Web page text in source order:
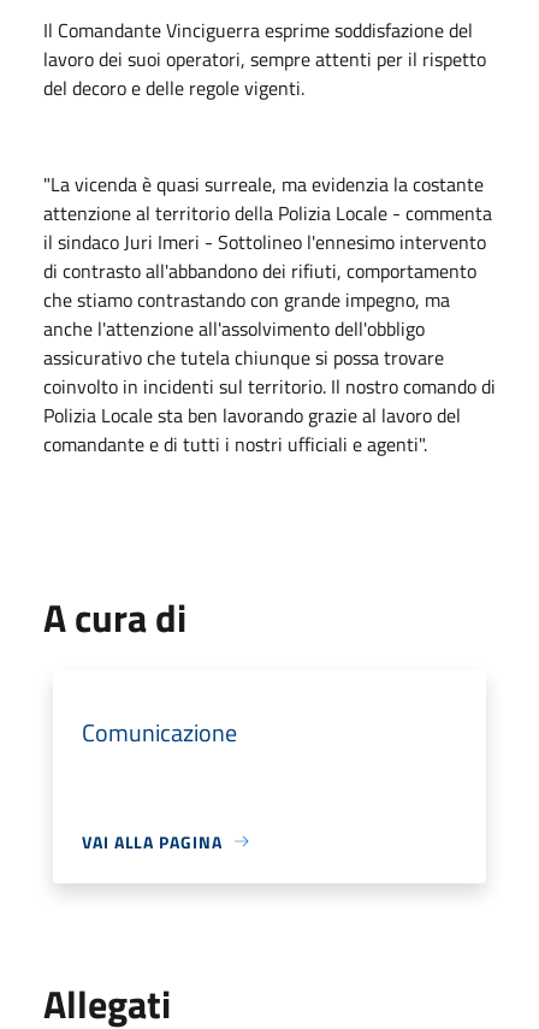
Il Comandante Vinciguerra esprime soddisfazione del
lavoro dei suoi operatori, sempre attenti per il rispetto
del decoro e delle regole vigenti.
"La vicenda è quasi surreale, ma evidenzia la costante
attenzione al territorio della Polizia Locale - commenta
il sindaco Juri Imeri - Sottolineo l'ennesimo intervento
di contrasto all'abbandono dei rifiuti, comportamento
che stiamo contrastando con grande impegno, ma
anche l'attenzione all'assolvimento dell'obbligo
assicurativo che tutela chiunque si possa trovare
coinvolto in incidenti sul territorio. Il nostro comando di
Polizia Locale sta ben lavorando grazie al lavoro del
comandante e di tutti i nostri ufficiali e agenti".
A cura di
Comunicazione
VAI ALLA PAGINA
Allegati